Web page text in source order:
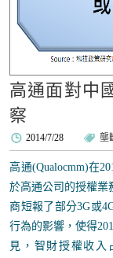
高通面對中
察
2014/7/28 壟
高通(Qualocmm)在
於高通公司的授權業
商短報了部分3G或
行為的影響，使得
見，智財授權收入